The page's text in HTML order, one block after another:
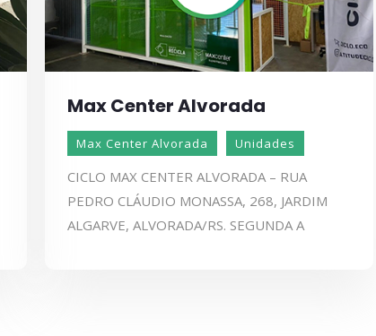
Max Center Alvorada
Max Center Alvorada Unidades
CICLO MAX CENTER ALVORADA – RUA
PEDRO CLÁUDIO MONASSA, 268, JARDIM
ALGARVE, ALVORADA/RS. SEGUNDA A